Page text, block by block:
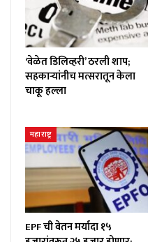
‘वेळेत डिलिव्हरी’ ठरली शाप;
सहकाऱ्यांनीच मत्सरातून केला
चाकू हल्ला
महाराष्ट्र
EPF ची वेतन मर्यादा १५